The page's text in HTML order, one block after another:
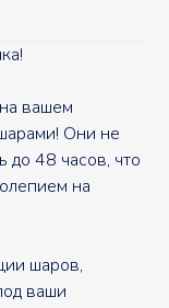
вашем
Они не
до 48 часов, что
на
шаров,
ваши